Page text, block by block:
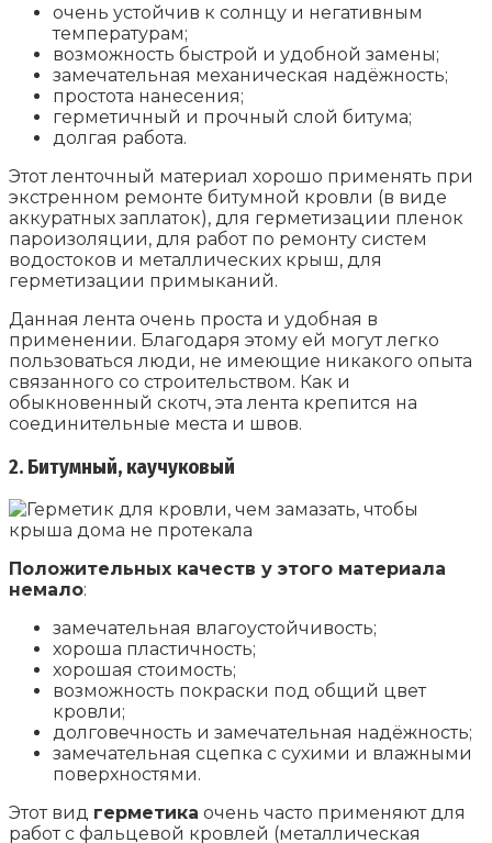
очень устойчив к солнцу и негативным
температурам;
возможность быстрой и удобной замены;
замечательная механическая надёжность;
простота нанесения;
герметичный и прочный слой битума;
долгая работа.
Этот ленточный материал хорошо применять при
экстренном ремонте битумной кровли (в виде
аккуратных заплаток), для герметизации пленок
пароизоляции, для работ по ремонту систем
водостоков и металлических крыш, для
герметизации примыканий.
Данная лента очень проста и удобная в
применении. Благодаря этому ей могут легко
пользоваться люди, не имеющие никакого опыта
связанного со строительством. Как и
обыкновенный скотч, эта лента крепится на
соединительные места и швов.
2. Битумный, каучуковый
Положительных качеств у этого материала
немало:
замечательная влагоустойчивость;
хороша пластичность;
хорошая стоимость;
возможность покраски под общий цвет
кровли;
долговечность и замечательная надёжность;
замечательная сцепка с сухими и влажными
поверхностями.
Этот вид герметика очень часто применяют для
работ с фальцевой кровлей (металлическая